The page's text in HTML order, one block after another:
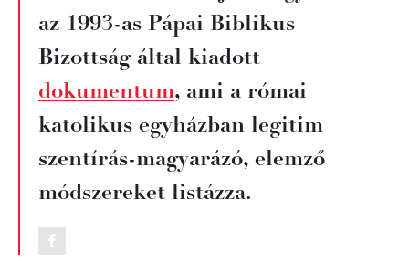
az 1993-as Pápai Biblikus
Bizottság által kiadott
dokumentum, ami a római
katolikus egyházban legitim
szentírás-magyarázó, elemző
módszereket listázza.